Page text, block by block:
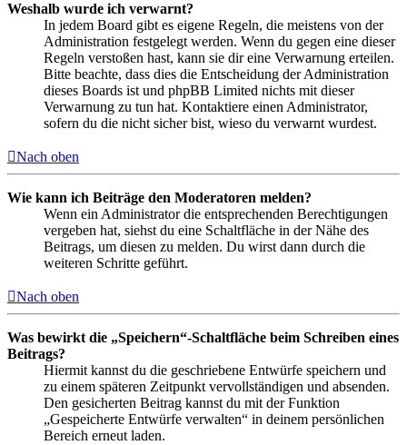
Weshalb wurde ich verwarnt?
In jedem Board gibt es eigene Regeln, die meistens von der
Administration festgelegt werden. Wenn du gegen eine dieser
Regeln verstoßen hast, kann sie dir eine Verwarnung erteilen.
Bitte beachte, dass dies die Entscheidung der Administration
dieses Boards ist und phpBB Limited nichts mit dieser
Verwarnung zu tun hat. Kontaktiere einen Administrator,
sofern du die nicht sicher bist, wieso du verwarnt wurdest.
Nach oben
Wie kann ich Beiträge den Moderatoren melden?
Wenn ein Administrator die entsprechenden Berechtigungen
vergeben hat, siehst du eine Schaltfläche in der Nähe des
Beitrags, um diesen zu melden. Du wirst dann durch die
weiteren Schritte geführt.
Nach oben
Was bewirkt die „Speichern“-Schaltfläche beim Schreiben eines
Beitrags?
Hiermit kannst du die geschriebene Entwürfe speichern und
zu einem späteren Zeitpunkt vervollständigen und absenden.
Den gesicherten Beitrag kannst du mit der Funktion
„Gespeicherte Entwürfe verwalten“ in deinem persönlichen
Bereich erneut laden.